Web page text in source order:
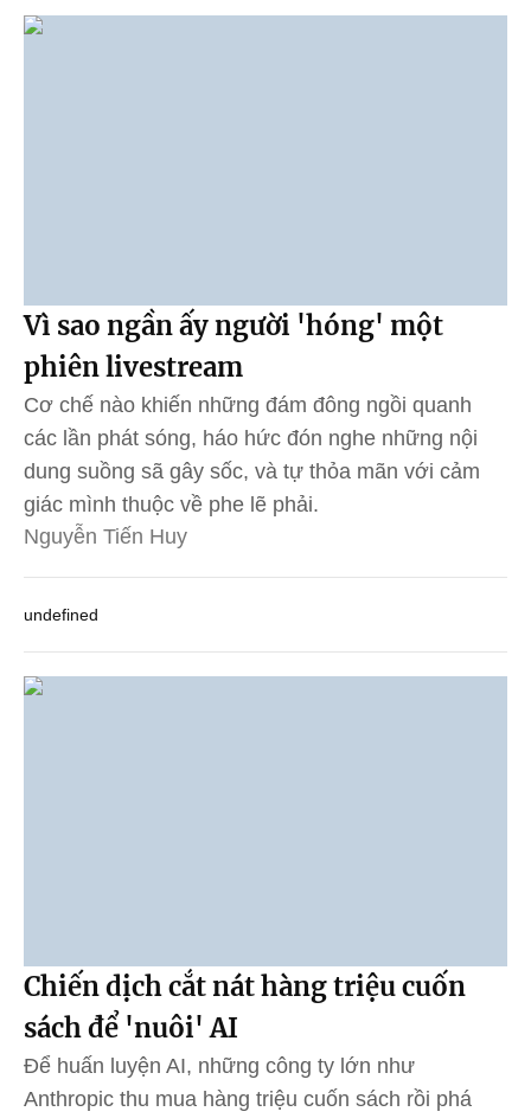
Vì sao ngần ấy người 'hóng' một
phiên livestream
Cơ chế nào khiến những đám đông ngồi quanh
các lần phát sóng, háo hức đón nghe những nội
dung suồng sã gây sốc, và tự thỏa mãn với cảm
giác mình thuộc về phe lẽ phải.
Nguyễn Tiến Huy
undefined
Chiến dịch cắt nát hàng triệu cuốn
sách để 'nuôi' AI
Để huấn luyện AI, những công ty lớn như
Anthropic thu mua hàng triệu cuốn sách rồi phá